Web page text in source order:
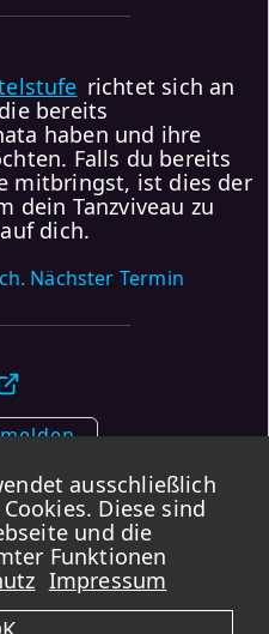
richtet sich an
bereits
haben und ihre
Falls du bereits
mitbringst, ist dies der
dein Tanzviveau zu
dich.
Nächster Termin
GARANTIE für die Korrektheit der
es vorkommen, dass Feiertage und
zusätzlich die verlinkten Webseiten
ausschließlich
Diese sind
und die
Funktionen
Impressum